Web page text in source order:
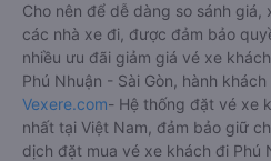
Cho nên để dễ dàng so sánh
các nhà xe đi, được đảm bảo
nhiều ưu đãi giảm giá vé xe
Phú Nhuận - Sài Gòn, hành
Vexere.com- Hệ thống đặt vé xe
nhất tại Việt Nam, đảm bảo giữ
dịch đặt mua vé xe khách đi Phú